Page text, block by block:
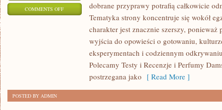
COMMENTS OFFON
PERFUMERYJNE
dobrane przyprawy potrafią całkowicie
Tematyka strony koncentruje się wokół
charakter jest znacznie szerszy,
wyjścia do opowieści o gotowaniu,
eksperymentach i codziennym
Polecamy Testy i Recenzje i Perfumy
postrzegana jako [ Read More ]
POSTED BY ADMIN